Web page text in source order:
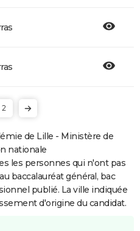
2
de Lille - Ministère de
nationale
les personnes qui n'ont pas
baccalauréat général, bac
publié. La ville indiquée
d'origine du candidat.